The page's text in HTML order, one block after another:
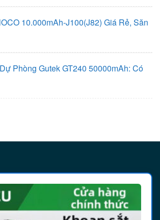
10.000mAh-J100(J82) Giá Rẻ, Săn
Phòng Gutek GT240 50000mAh: Có